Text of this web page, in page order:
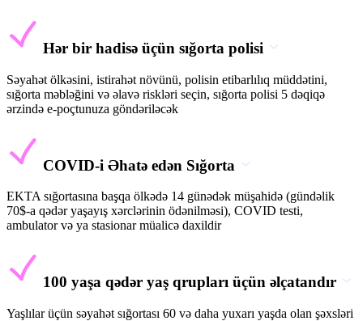
Hər bir hadisə üçün sığorta polisi
Səyahət ölkəsini, istirahət növünü, polisin etibarlılıq müddətini,
sığorta məbləğini və əlavə riskləri seçin, sığorta polisi 5 dəqiqə
ərzində e-poçtunuza göndəriləcək
COVID-i Əhatə edən Sığorta
EKTA sığortasına başqa ölkədə 14 günədək müşahidə (gündəlik
70$-a qədər yaşayış xərclərinin ödənilməsi), COVID testi,
ambulator və ya stasionar müalicə daxildir
100 yaşa qədər yaş qrupları üçün əlçatandır
Yaşlılar üçün səyahət sığortası 60 və daha yuxarı yaşda olan şəxsləri